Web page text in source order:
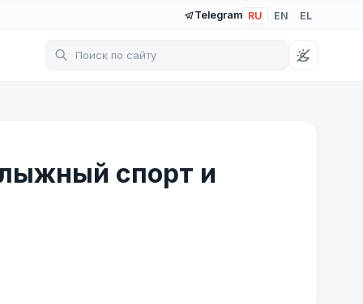
Telegram RU EN EL
спорт и